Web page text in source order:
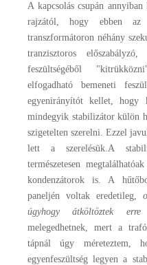
A kapcsolás csupán
rajzától, hogy ebben az
transzformátoron néhány
tranzisztoros
feszültségéből
elfogadható bemeneti
egyenirányítót kellet, hogy
mindegyik stabilizátor külön
szigetelten szerelni. Ezzel
lett a szerelésük.A
természetesen
kondenzátorok is. A
paneljén voltak eredetileg,
úgyhogy átköltöztek
melegedhetnek, mert a
tápnál úgy méreteztem,
egyenfeszültség legyen a